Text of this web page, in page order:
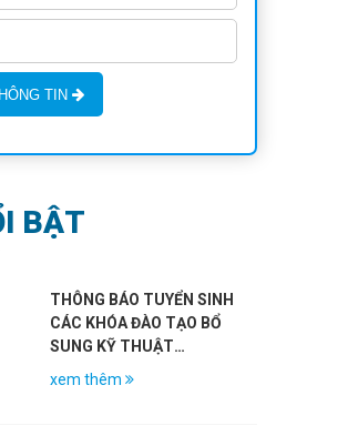
TIN
BẬT
THÔNG BÁO TUYỂN SINH
CÁC KHÓA ĐÀO TẠO BỔ
SUNG KỸ THUẬT
CHUYÊN MÔN KHÁM
xem thêm